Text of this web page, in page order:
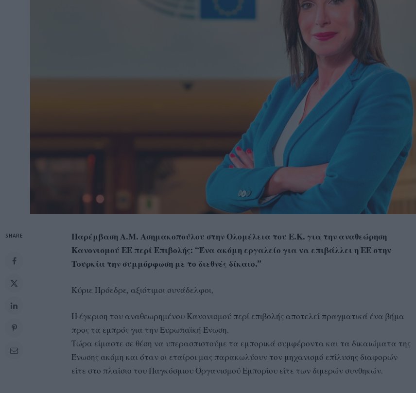
SHARE
Παρέμβαση Α.Μ. Ασημακοπούλου στην Ολομέλεια του Ε.Κ. για την αναθεώρηση
Κανονισμού ΕΕ περί Επιβολής: “Ένα ακόμη εργαλείο για να επιβάλλει η ΕΕ στην
Τουρκία την συμμόρφωση με το διεθνές δίκαιο.”
Κύριε Πρόεδρε, αξιότιμοι συνάδελφοι,
Η έγκριση του αναθεωρημένου Κανονισμού περί επιβολής αποτελεί πραγματικά ένα βήμα
προς τα εμπρός για την Ευρωπαϊκή Ένωση.
Τώρα είμαστε σε θέση να υπερασπιστούμε τα εμπορικά συμφέροντα και τα δικαιώματα της
Ένωσης ακόμη και όταν οι εταίροι μας παρακωλύουν τον μηχανισμό επίλυσης διαφορών
είτε στο πλαίσιο του Παγκόσμιου Οργανισμού Εμπορίου είτε των διμερών συνθηκών.